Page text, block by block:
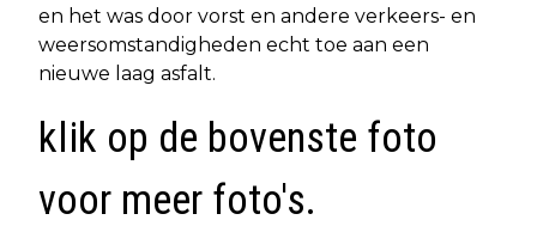
en het was door vorst en andere verkeers- en
weersomstandigheden echt toe aan een
nieuwe laag asfalt.
klik op de bovenste foto
voor meer foto's.